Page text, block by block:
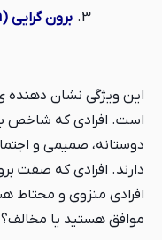
برون گرایی (Extroversion)
این ویژگی نشان دهنده
است. افرادی که شاخص
دوستانه، صمیمی و
دارند. افرادی که صفت
افرادی منزوی و محتاط
موافق هستید یا مخالف؟